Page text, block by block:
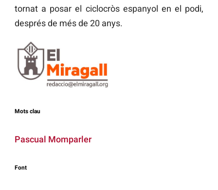
tornat a posar el ciclocròs espanyol en el podi,
després de més de 20 anys.
Mots clau
Pascual Momparler
Font